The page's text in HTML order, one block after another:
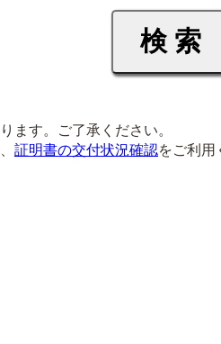
す。ご了承ください。
証明書の交付状況確認をご利用